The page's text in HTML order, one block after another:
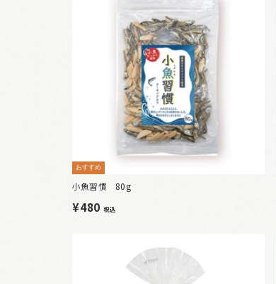
おすすめ
小魚習慣 80g
¥480 税込